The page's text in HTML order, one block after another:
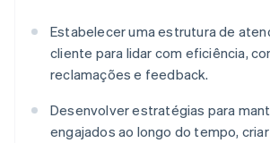
Estabelecer uma estrutura de
cliente para lidar com eficiência,
reclamações e feedback.
Desenvolver estratégias para
engajados ao longo do tempo,